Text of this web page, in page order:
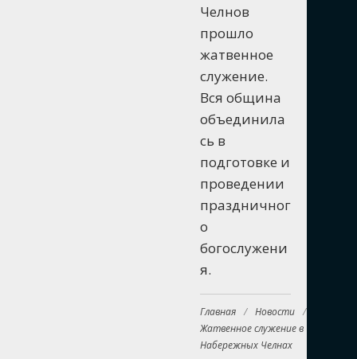
Челнов
прошло
жатвенное
служение.
Вся община
объединила
сь в
подготовке и
проведении
праздничног
о
богослужени
я.
Главная / Новости /
Жатвенное служение в
Набережных Челнах